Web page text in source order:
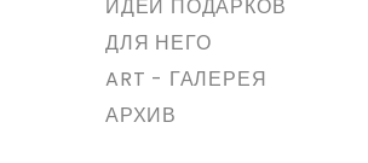
ИДЕИ ПОДАРКОВ
ДЛЯ НЕГО
ART - ГАЛЕРЕЯ
АРХИВ